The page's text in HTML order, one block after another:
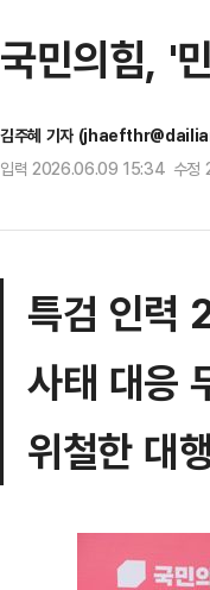
국민의힘, '
김주혜 기자
입력 2026.06.09 15:34 수정
특검 인력
사태 대응
위철한 대